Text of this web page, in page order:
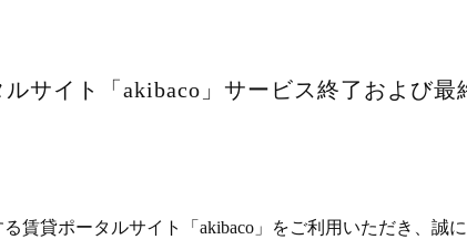
サイト「akibaco」サービス終了および
賃貸ポータルサイト「akibaco」をご利用いただき、誠